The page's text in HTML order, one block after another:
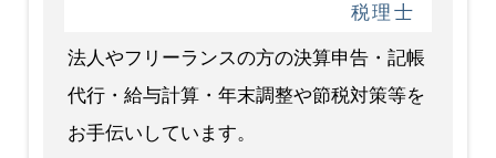
税理士
法人やフリーランスの方の決算申告・記帳
代行・給与計算・年末調整や節税対策等を
お手伝いしています。